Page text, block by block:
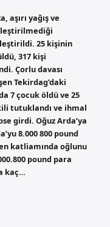
aşırı yağış ve
25 kişinin
317 kişi
Çorlu davası
Tekirdag’daki
7 çocuk öldü ve 25
tutuklandı ve ihmal
girdi. Oğuz Arda’ya
8.000 800 pound
katliamında oğlunu
pound para
kaç…